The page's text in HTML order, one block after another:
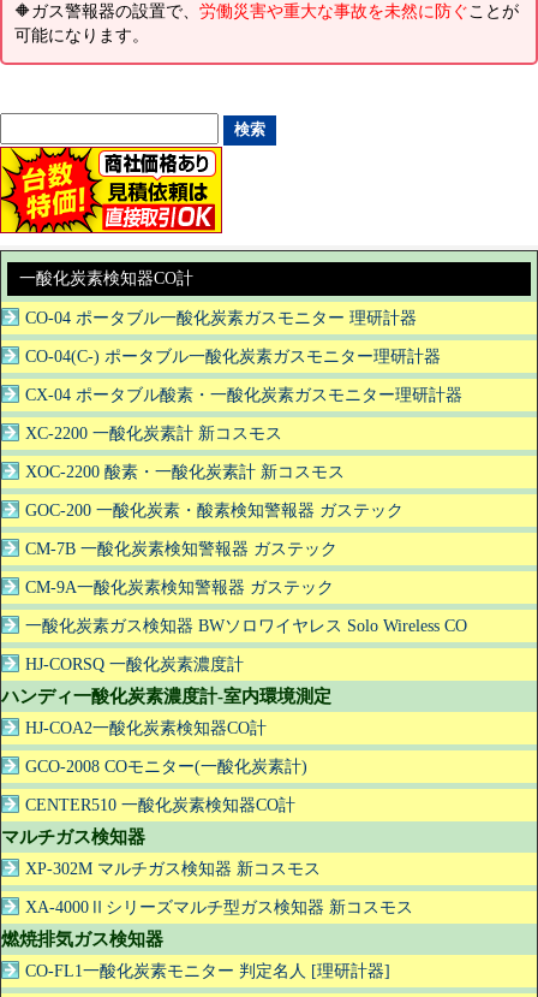
🔶ガス警報器の設置で、 労働災害や重大な事故を未然に防ぐ ことが
可能になります。
一酸化炭素検知器CO計
CO-04 ポータブル一酸化炭素ガスモニター 理研計器
CO-04(C-) ポータブル一酸化炭素ガスモニター理研計器
CX-04 ポータブル酸素・一酸化炭素ガスモニター理研計器
XC-2200 一酸化炭素計 新コスモス
XOC-2200 酸素・一酸化炭素計 新コスモス
GOC-200 一酸化炭素・酸素検知警報器 ガステック
CM-7B 一酸化炭素検知警報器 ガステック
CM-9A一酸化炭素検知警報器 ガステック
一酸化炭素ガス検知器 BWソロワイヤレス Solo Wireless CO
HJ-CORSQ 一酸化炭素濃度計
ハンディ一酸化炭素濃度計-室内環境測定
HJ-COA2一酸化炭素検知器CO計
GCO-2008 COモニター(一酸化炭素計)
CENTER510 一酸化炭素検知器CO計
マルチガス検知器
XP-302M マルチガス検知器 新コスモス
XA-4000Ⅱシリーズマルチ型ガス検知器 新コスモス
燃焼排気ガス検知器
CO-FL1一酸化炭素モニター 判定名人 [理研計器]